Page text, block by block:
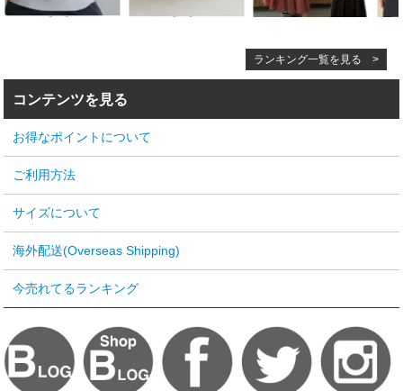
ランキング一覧を見る >
コンテンツを見る
お得なポイントについて
ご利用方法
サイズについて
海外配送(Overseas Shipping)
今売れてるランキング